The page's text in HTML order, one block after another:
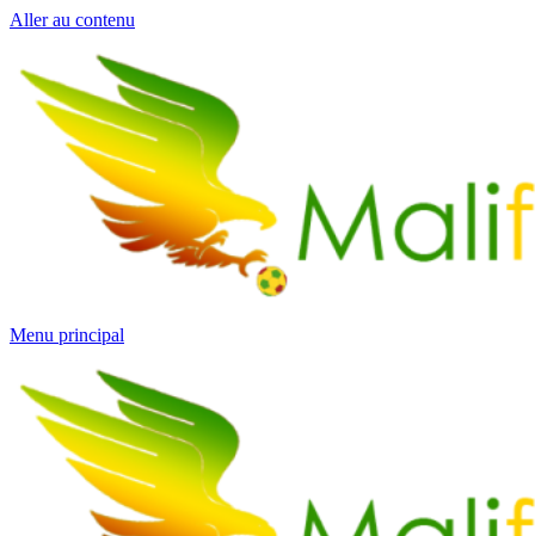
Aller au contenu
Menu principal